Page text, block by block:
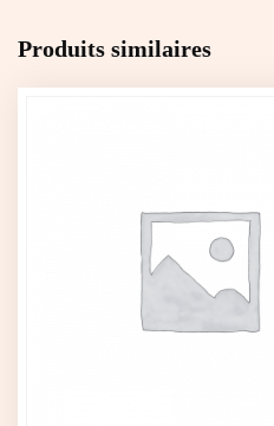
Produits similaires